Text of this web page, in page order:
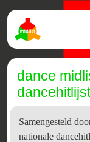
dance
Samengesteld
nationale